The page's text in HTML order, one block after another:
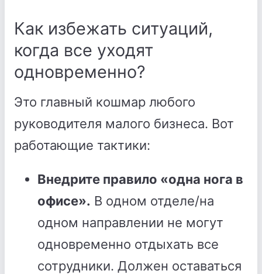
Как избежать ситуаций,
когда все уходят
одновременно?
Это главный кошмар любого
руководителя малого бизнеса. Вот
работающие тактики:
Внедрите правило «одна нога в
офисе». В одном отделе/на
одном направлении не могут
одновременно отдыхать все
сотрудники. Должен оставаться